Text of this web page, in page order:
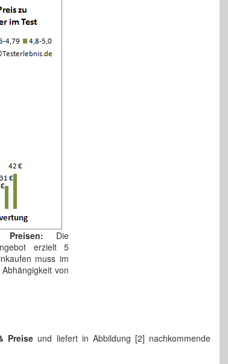
Die
erzielt 5
muss im
von
Preise und liefert in Abbildung [2] nachkommende